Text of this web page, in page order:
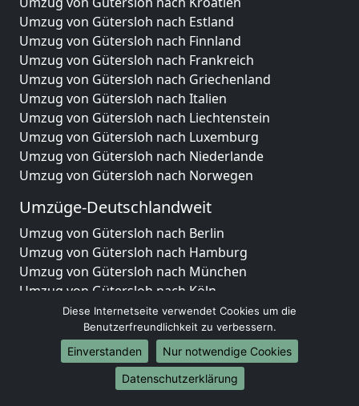
Umzug von Gütersloh nach Estland
Umzug von Gütersloh nach Finnland
Umzug von Gütersloh nach Frankreich
Umzug von Gütersloh nach Griechenland
Umzug von Gütersloh nach Italien
Umzug von Gütersloh nach Liechtenstein
Umzug von Gütersloh nach Luxemburg
Umzug von Gütersloh nach Niederlande
Umzug von Gütersloh nach Norwegen
Umzüge-Deutschlandweit
Umzug von Gütersloh nach Berlin
Umzug von Gütersloh nach Hamburg
Umzug von Gütersloh nach München
Umzug von Gütersloh nach Köln
Umzug von Gütersloh nach Frankfurt am Main
Umzug von Gütersloh nach Stuttgart
Umzug von Gütersloh nach Düsseldorf
Umzug von Gütersloh nach Leipzig
Umzug von Gütersloh nach Dortmund
Diese Internetseite verwendet Cookies um die
Benutzerfreundlichkeit zu verbessern.
Einverstanden
Nur notwendige Cookies
Datenschutzerklärung